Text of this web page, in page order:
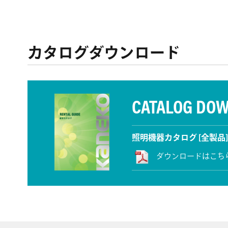
カタログダウンロード
CATALOG
照明機器カタログ [全製品]
ダウンロードはこち